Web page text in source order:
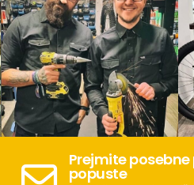
Prejmite
popuste